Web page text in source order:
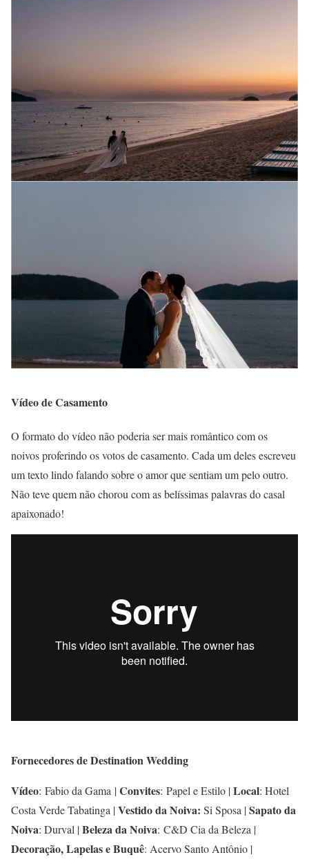
Vídeo de Casamento
O formato do vídeo não poderia ser mais romântico com os
noivos proferindo os votos de casamento. Cada um deles escreveu
um texto lindo falando sobre o amor que sentiam um pelo outro.
Não teve quem não chorou com as belíssimas palavras do casal
apaixonado!
Fornecedores de Destination Wedding
Vídeo: Fabio da Gama |Convites: Papel e Estilo |Local: Hotel
Costa Verde Tabatinga |Vestido da Noiva: Si Sposa |Sapato da
Noiva: Durval |Beleza da Noiva: C&D Cia da Beleza |
Decoração, Lapelas e Buquê: Acervo Santo Antônio |